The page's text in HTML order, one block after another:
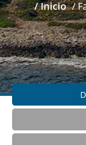
/ Inicio /